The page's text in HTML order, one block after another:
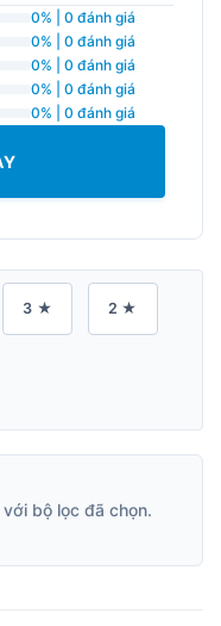
0% | 0 đánh giá
0% | 0 đánh giá
0% | 0 đánh giá
0% | 0 đánh giá
0% | 0 đánh giá
3 ★ 2 ★
bộ lọc đã chọn.